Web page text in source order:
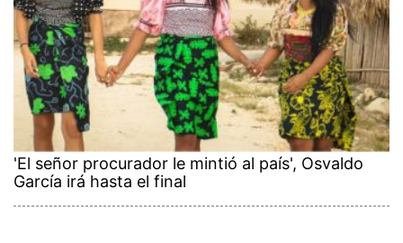
'El señor procurador le mintió al país', Osvaldo
García irá hasta el final